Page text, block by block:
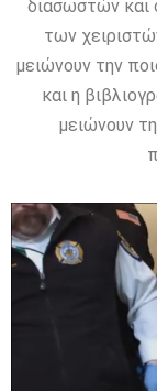
διασωστών και
των
μειώνουν την
και η
μειώνουν